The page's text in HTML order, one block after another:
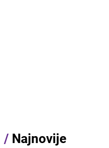
/ Najnovije